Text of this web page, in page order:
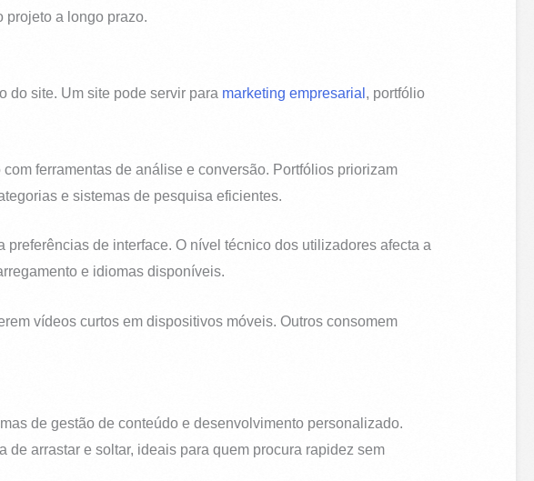
projeto a longo prazo.
do site. Um site pode servir para marketing empresarial , portfólio
ferramentas de análise e conversão. Portfólios priorizam
e sistemas de pesquisa eficientes.
de interface. O nível técnico dos utilizadores afecta a
e idiomas disponíveis.
vídeos curtos em dispositivos móveis. Outros consomem
de gestão de conteúdo e desenvolvimento personalizado.
arrastar e soltar, ideais para quem procura rapidez sem